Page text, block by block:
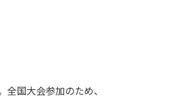
国大会参加のため、